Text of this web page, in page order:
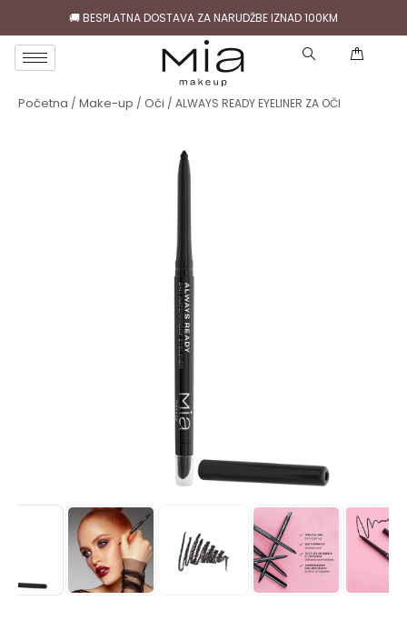
🚚 BESPLATNA DOSTAVA ZA NARUDŽBE IZNAD 100KM
Početna / Make-up / Oči / ALWAYS READY EYELINER ZA OČI